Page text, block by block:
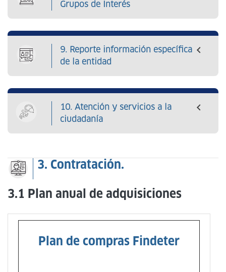
Grupos de Interés
9. Reporte información específica
de la entidad
10. Atención y servicios a la
ciudadanía
3. Contratación.
3.1 Plan anual de adquisiciones
Plan de compras Findeter